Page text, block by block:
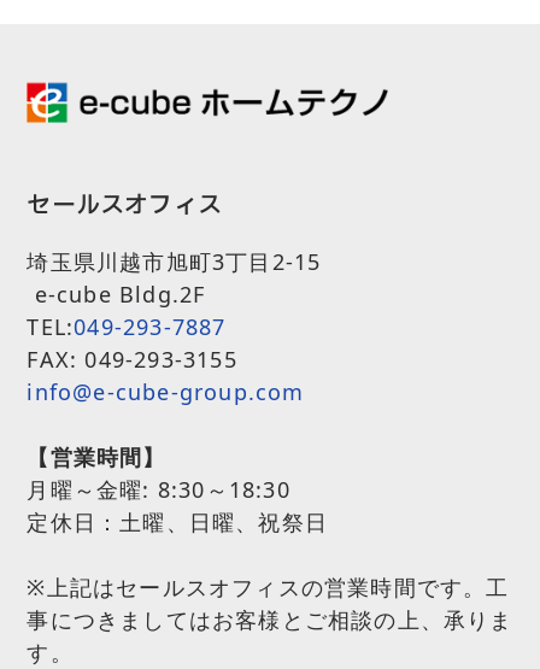
セールスオフィス
埼玉県川越市旭町3丁目2-15
e-cube Bldg.2F
TEL:049-293-7887
FAX: 049-293-3155
info@e-cube-group.com
【営業時間】
月曜～金曜: 8:30～18:30
定休日：土曜、日曜、祝祭日
※上記はセールスオフィスの営業時間です。工
事につきましてはお客様とご相談の上、承りま
す。